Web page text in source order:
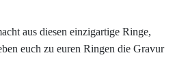
aus diesen einzigartige Ringe,
euch zu euren Ringen die Gravur